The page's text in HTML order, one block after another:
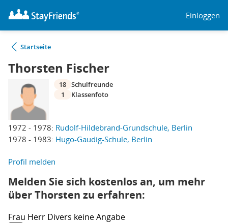
Einloggen
Startseite
Thorsten Fischer
1972 - 1978: Rudolf-Hildebrand-Grundschule, Berlin
1978 - 1983: Hugo-Gaudig-Schule, Berlin
18 Schulfreunde
1
Klassenfoto
Profil melden
Melden Sie sich kostenlos an, um mehr
über Thorsten zu erfahren:
Frau Herr Divers keine Angabe